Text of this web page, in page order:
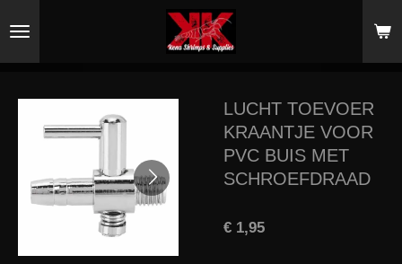
direct
hoofdinhoud
LUCHT TOEVOER
KRAANTJE VOOR
PVC BUIS MET
SCHROEFDRAAD
€ 1,95